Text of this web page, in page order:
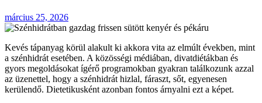
március 25, 2026
Kevés tápanyag körül alakult ki akkora vita az elmúlt években, mint
a szénhidrát esetében. A közösségi médiában, divatdiétákban és
gyors megoldásokat ígérő programokban gyakran találkozunk azzal
az üzenettel, hogy a szénhidrát hizlal, fáraszt, sőt, egyenesen
kerülendő. Dietetikusként azonban fontos árnyalni ezt a képet.